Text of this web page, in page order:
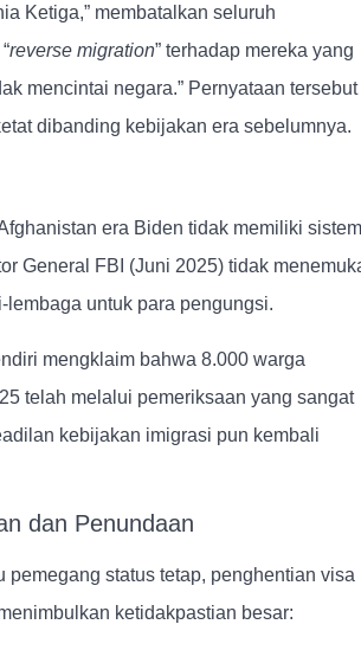
Ketiga,” membatalkan seluruh
reverse migration” terhadap mereka yang
mencintai negara.” Pernyataan tersebut
dibanding kebijakan era sebelumnya.
era Biden tidak memiliki sistem
General FBI (Juni 2025) tidak
untuk para pengungsi.
mengklaim bahwa 8.000 warga
telah melalui pemeriksaan yang sangat
kebijakan imigrasi pun kembali
dan Penundaan
status tetap, penghentian visa
ketidakpastian besar: